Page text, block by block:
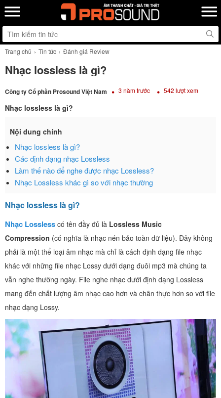
Trang chủ Tin tức Đánh giá Review
Nhạc lossless là gì?
Công ty Cổ phần Prosound Việt Nam 3 năm trước 542 lượt xem
Nhạc lossless là gì?
Nội dung chính
Nhạc lossless là gì?
Các định dạng nhạc Lossless
Làm thế nào để nghe được nhạc Lossless?
Nhạc Lossless khác gì so với nhạc thường
Nhạc lossless là gì?
Nhạc Lossless có tên đầy đủ là Lossless Music
Compression (có nghĩa là nhạc nén bảo toàn dữ liệu). Đây không
phải là một thể loại âm nhạc mà chỉ là cách định dạng file nhạc
khác với những file nhạc Lossy dưới dạng đuôi mp3 mà chúng ta
vẫn nghe thường ngày. File nghe nhạc dưới định dạng Lossless
mang đến chất lượng âm nhạc cao hơn và chân thực hơn so với file
nhạc dạng Lossy.